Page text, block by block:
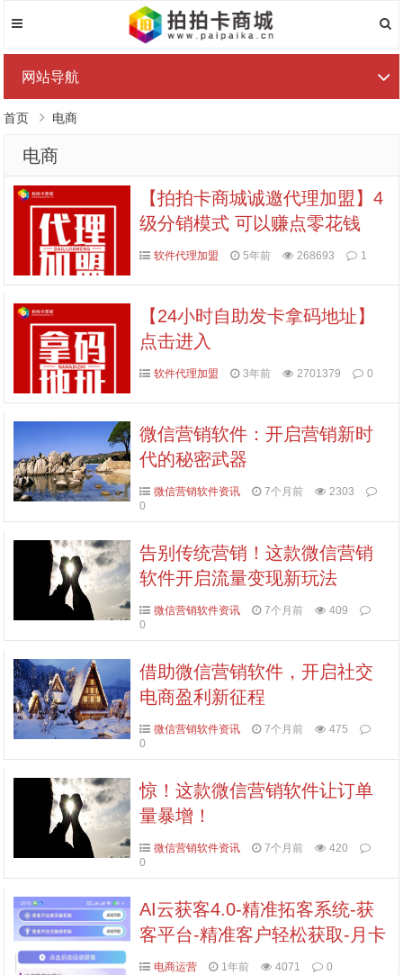
网站导航
首页 电商
电商
【拍拍卡商城诚邀代理加盟】4
级分销模式 可以赚点零花钱
软件代理加盟 5年前 268693 1
【24小时自助发卡拿码地址】
点击进入
软件代理加盟 3年前 2701379 0
微信营销软件：开启营销新时
代的秘密武器
微信营销软件资讯 7个月前
2303
0
告别传统营销！这款微信营销
软件开启流量变现新玩法
微信营销软件资讯 7个月前
409
0
借助微信营销软件，开启社交
电商盈利新征程
微信营销软件资讯 7个月前
475
0
惊！这款微信营销软件让订单
量暴增！
微信营销软件资讯 7个月前
420
0
AI云获客4.0-精准拓客系统-获
客平台-精准客户轻松获取-月卡
年卡授权
电商运营 1年前 4071 0